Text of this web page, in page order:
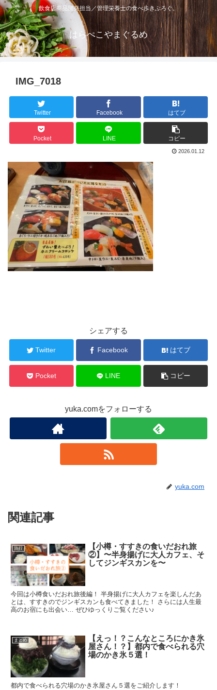
飲食店商品開発担当／管理栄養士の食べ歩きぶろぐ。
はらぺこやまぐるめ
IMG_7018
Twitter Facebook はてブ
Pocket LINE コピー
2026.01.12
シェアする
Twitter Facebook はてブ
Pocket LINE コピー
yuka.comをフォローする
yuka.com
関連記事
旅行
【小樽・すすきの食いだおれ旅
②】〜半身揚げに大人カフェ、そ
してジンギスカンを〜
今回は小樽食いだおれ旅後編！ 半身揚げに大人カフェを楽しんだあ
とは、すすきのでジンギスカンも食べてきました！ さらには人生最
高のお宿にも出会い… ぜひゆっくりご覧ください♪
まとめ
【えっ！？こんなところにかき氷
屋さん！？】都内で食べられる穴
場のかき氷５選！
都内で食べられる穴場のかき氷屋さん５選をご紹介します！